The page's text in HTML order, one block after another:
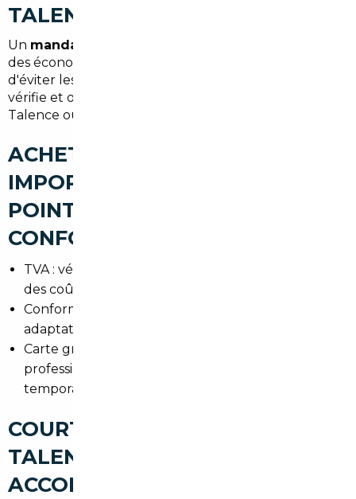
TALENCE
Un mandataire auto Talence
des économies substantielles, de gagner du temps et
d'éviter les formalités. Il travaille pour vous, négocie,
vérifie et organise la livraison, souvent directement à
Talence ou sur rendez-vous à Bordeaux.
ACHETER UNE VOITURE
IMPORTÉE À TALENCE : LES
POINTS DE VIGILANCE (TVA,
CONFORMITÉ, CARTE GRISE)
TVA : vérifier le statut TVA du vendeur pour éviter
des coûts surprises.
Conformité : contrôle des normes européennes et
adaptations nécessaires.
Carte grise : démarches en Préfecture ou via un
professionnel habilité, vignettes et plaques
temporaires.
COURTIER AUTOMOBILE
TALENCE : UN
ACCOMPAGNEMENT CLÉ EN